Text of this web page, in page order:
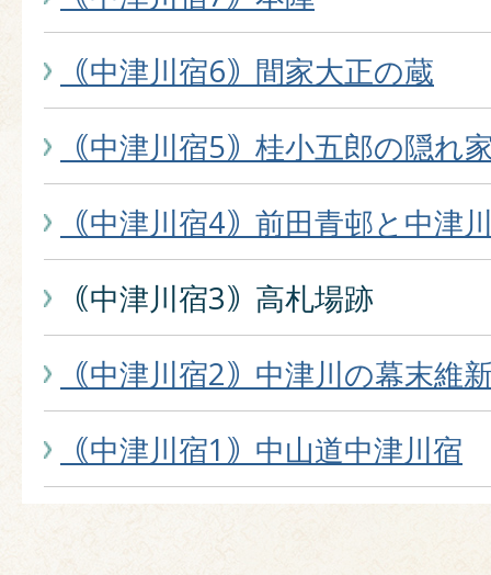
｟中津川宿6｠間家大正の蔵
｟中津川宿5｠桂小五郎の隠れ
｟中津川宿4｠前田青邨と中津
｟中津川宿3｠高札場跡
｟中津川宿2｠中津川の幕末維
｟中津川宿1｠中山道中津川宿